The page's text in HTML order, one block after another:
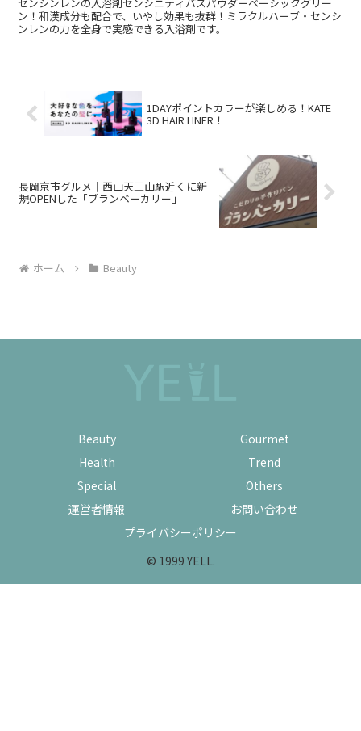
センシンレンの入浴剤センシニティバスパウダーベーシックグリー
ン！和漢成分も配合で、いやし効果も抜群！ミラクルハーブ・センシ
ンレンの力を全身で実感できる入浴剤です。
1DAYポイントカラーが楽しめる！KATE
3D HAIR LINER！
長岡京市グルメ｜西山天王山駅近くに新
規OPENした「ブランベーカリー」
ホーム Beauty
Beauty
Gourmet
Health
Trend
Special
Others
運営者情報
お問い合わせ
プライバシーポリシー
© 1999 YELL.